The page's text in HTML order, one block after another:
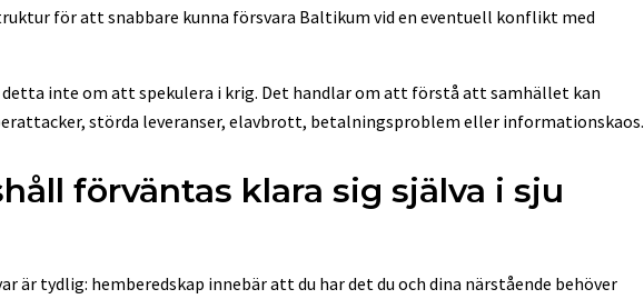
för att snabbare kunna försvara Baltikum vid en eventuell konflikt med
detta inte om att spekulera i krig. Det handlar om att förstå att samhället kan
störda leveranser, elavbrott, betalningsproblem eller informationskaos.
förväntas klara sig själva i sju
är tydlig: hemberedskap innebär att du har det du och dina närstående behöver